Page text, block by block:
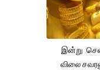
இன்று
விலை